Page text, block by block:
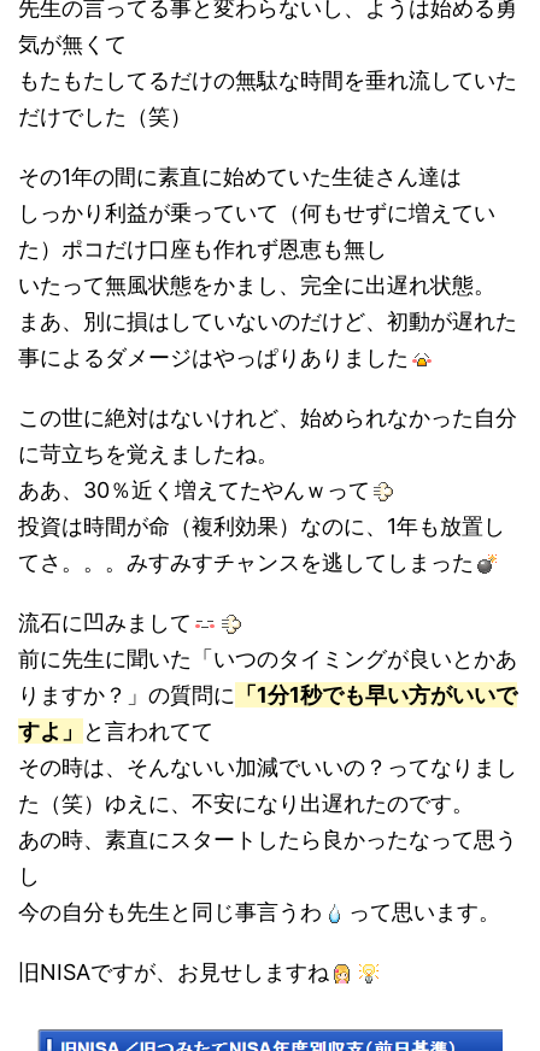
先生の言ってる事と変わらないし、ようは始める勇
気が無くて
もたもたしてるだけの無駄な時間を垂れ流していた
だけでした（笑）
その1年の間に素直に始めていた生徒さん達は
しっかり利益が乗っていて（何もせずに増えてい
た）ポコだけ口座も作れず恩恵も無し
いたって無風状態をかまし、完全に出遅れ状態。
まあ、別に損はしていないのだけど、初動が遅れた
事によるダメージはやっぱりありました
この世に絶対はないけれど、始められなかった自分
に苛立ちを覚えましたね。
ああ、30％近く増えてたやんｗって
投資は時間が命（複利効果）なのに、1年も放置し
てさ。。。みすみすチャンスを逃してしまった
流石に凹みまして
前に先生に聞いた「いつのタイミングが良いとかあ
りますか？」の質問に 「1分1秒でも早い方がいいで
すよ」
と言われてて
その時は、そんないい加減でいいの？ってなりまし
た（笑）ゆえに、不安になり出遅れたのです。
あの時、素直にスタートしたら良かったなって思う
し
今の自分も先生と同じ事言うわ
って思います。
旧NISAですが、お見せしますね